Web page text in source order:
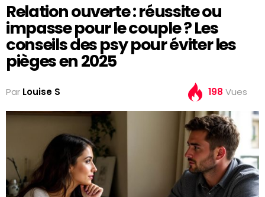
Relation ouverte : réussite ou
impasse pour le couple ? Les
conseils des psy pour éviter les
pièges en 2025
Par Louise S 198 Vues